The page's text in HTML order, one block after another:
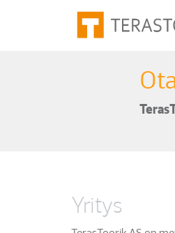
Yritys